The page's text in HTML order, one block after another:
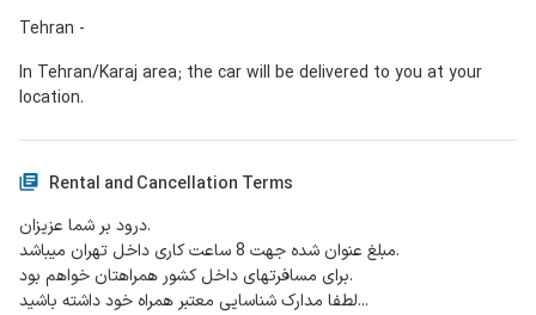
Tehran -
In Tehran/Karaj area; the car will be delivered to you at your
location.
Rental and Cancellation Terms
درود بر شما عزیزان.
مبلغ عنوان شده جهت 8 ساعت کاری داخل تهران میباشد.
برای مسافرتهای داخل کشور همراهتان خواهم بود.
لطفا مدارک شناسایی معتبر همراه خود داشته باشید...